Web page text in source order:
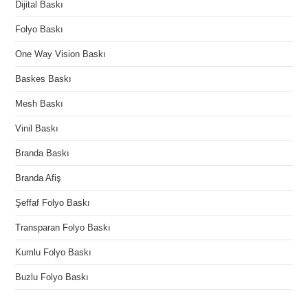
Dijital Baskı
Folyo Baskı
One Way Vision Baskı
Baskes Baskı
Mesh Baskı
Vinil Baskı
Branda Baskı
Branda Afiş
Şeffaf Folyo Baskı
Transparan Folyo Baskı
Kumlu Folyo Baskı
Buzlu Folyo Baskı